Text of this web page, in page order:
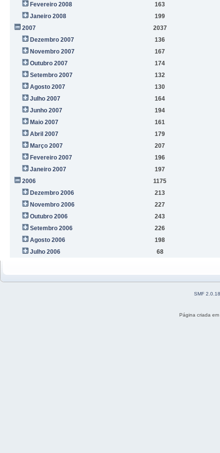
Fevereiro 2008
163
Janeiro 2008
199
2007
2037
Dezembro 2007
136
Novembro 2007
167
Outubro 2007
174
Setembro 2007
132
Agosto 2007
130
Julho 2007
164
Junho 2007
194
Maio 2007
161
Abril 2007
179
Março 2007
207
Fevereiro 2007
196
Janeiro 2007
197
2006
1175
Dezembro 2006
213
Novembro 2006
227
Outubro 2006
243
Setembro 2006
226
Agosto 2006
198
Julho 2006
68
SMF 2.0.18
Página criada